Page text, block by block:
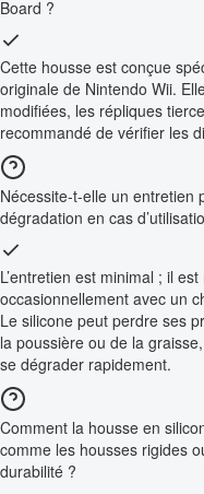
Board ?
Cette housse est conçue
originale de Nintendo Wii.
modifiées, les répliques
recommandé de vérifier les
Nécessite-t-elle un entretien
dégradation en cas
L’entretien est minimal ; il
occasionnellement avec un
Le silicone peut perdre ses
la poussière ou de la
se dégrader rapidement.
Comment la housse en
comme les housses rigides
durabilité ?